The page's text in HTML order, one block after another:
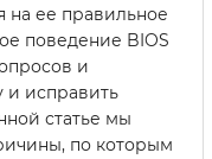
на ее правильное
поведение BIOS
и
и исправить
статье мы
по которым